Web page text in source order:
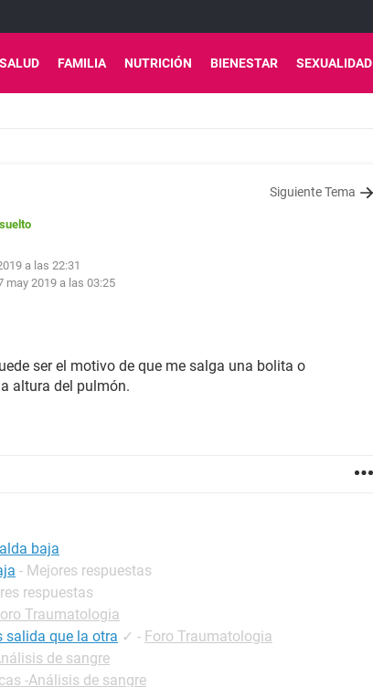
SALUD FAMILIA NUTRICIÓN BIENESTAR SEXUALIDAD
Siguiente Tema
a las 22:31
may 2019 a las 03:25
ser el motivo de que me salga una bolita o
altura del pulmón.
baja
- Mejores respuestas
respuestas
Traumatologia
salida que la otra ✓ - Foro Traumatologia
de sangre
-Análisis de sangre